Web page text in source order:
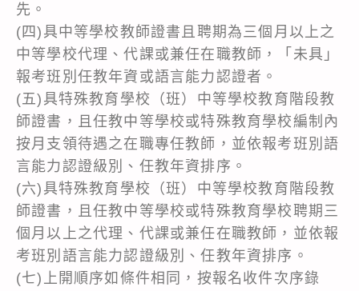
先。
(四)具中等學校教師證書且聘期為三個月以上之
中等學校代理、代課或兼任在職教師，「未具」
報考班別任教年資或語言能力認證者。
(五)具特殊教育學校（班）中等學校教育階段教
師證書，且任教中等學校或特殊教育學校編制內
按月支領待遇之在職專任教師，並依報考班別語
言能力認證級別、任教年資排序。
(六)具特殊教育學校（班）中等學校教育階段教
師證書，且任教中等學校或特殊教育學校聘期三
個月以上之代理、代課或兼任在職教師，並依報
考班別語言能力認證級別、任教年資排序。
(七)上開順序如條件相同，按報名收件次序錄